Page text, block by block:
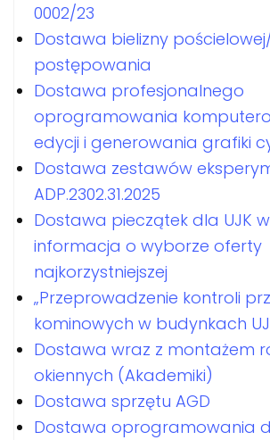
0002/23
Dostawa bielizny
postępowania
Dostawa profesjonalnego
oprogramowania
edycji i generowania grafiki
Dostawa zestawów
ADP.2302.31.2025
Dostawa pieczątek dla UJK
informacja o wyborze oferty
najkorzystniejszej
„Przeprowadzenie kontroli
kominowych w budynkach
Dostawa wraz z montażem
okiennych (Akademiki)
Dostawa sprzętu AGD
Dostawa oprogramowania